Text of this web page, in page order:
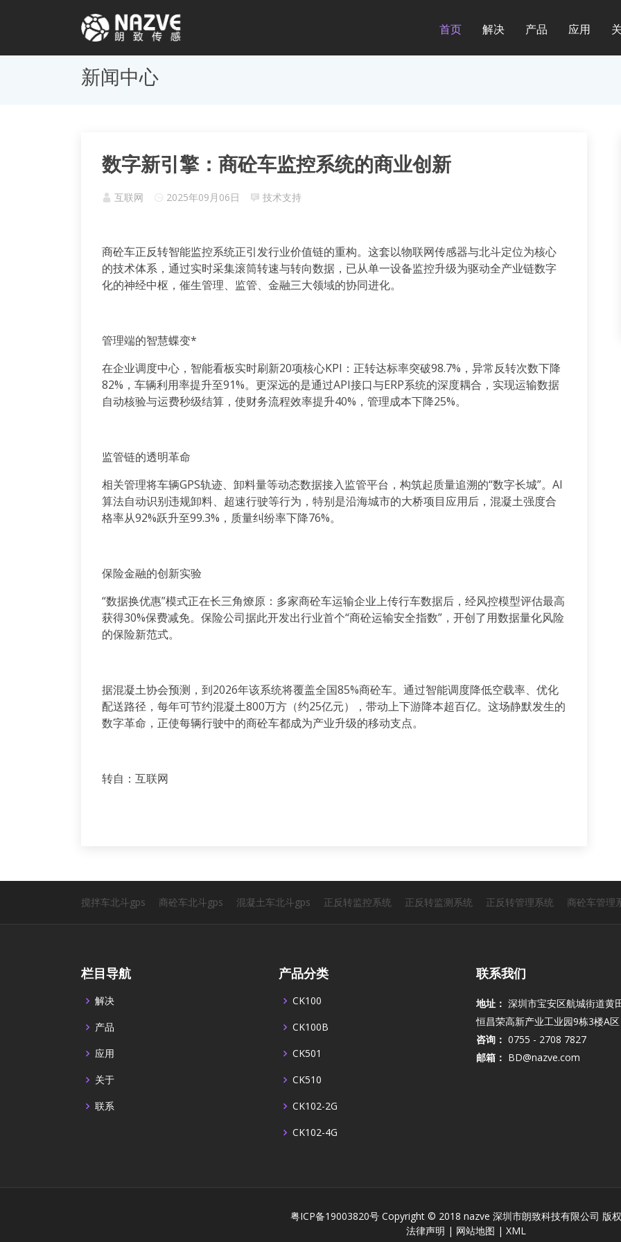
首页 解决 产品 应用
新闻中心
数字新引擎：商砼车监控系统的商业创新
互联网 2025年09月06日 技术支持
商砼车正反转智能监控系统正引发行业价值链的重构。这套以物联网传感器与北斗定位为核心
的技术体系，通过实时采集滚筒转速与转向数据，已从单一设备监控升级为驱动全产业链数字
化的神经中枢，催生管理、监管、金融三大领域的协同进化。
管理端的智慧蝶变*
在企业调度中心，智能看板实时刷新20项核心KPI ：正转达标率突破98.7% ，异常反转次数下降
82% ，车辆利用率提升至91%。更深远的是通过API接口与ERP系统的深度耦合，实现运输数据
自动核验与运费秒级结算，使财务流程效率提升40% ，管理成本下降25%。
监管链的透明革命
相关管理将车辆GPS轨迹、卸料量等动态数据接入监管平台，构筑起质量追溯的“数字长城”。 AI
算法自动识别违规卸料、超速行驶等行为，特别是沿海城市的大桥项目应用后，混凝土强度合
格率从92%跃升至99.3% ，质量纠纷率下降76%。
保险金融的创新实验
“数据换优惠”模式正在长三角燎原：多家商砼车运输企业上传行车数据后，经风控模型评估最高
获得30%保费减免。保险公司据此开发出行业首个“商砼运输安全指数”，开创了用数据量化风险
的保险新范式。
据混凝土协会预测，到2026年该系统将覆盖全国85%商砼车。通过智能调度降低空载率、优化
配送路径，每年可节约混凝土800万方（约25亿元），带动上下游降本超百亿。这场静默发生的
数字革命，正使每辆行驶中的商砼车都成为产业升级的移动支点。
转自：互联网
搅拌车北斗gps 商砼车北斗gps 混凝土车北斗gps 正反转监控系统 正反转监测系统 正反转管理系统 商砼车管理
栏目导航
解决
产品
应用
关于
联系
产品分类
CK100
CK100B
CK501
CK510
CK102-2G
CK102-4G
联系我们
地址： 深圳市宝安区航城街道黄
恒昌荣高新产业工业园9栋3楼A区
咨询： 0755 - 2708 7827
邮箱： BD@nazve.com
粤ICP备19003820号 Copyright © 2018 nazve 深圳市朗致科技有限公司 版
法律声明 | 网站地图 | XML